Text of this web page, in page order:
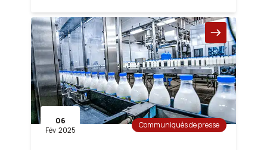
06
Fév 2025
Communiqués de presse